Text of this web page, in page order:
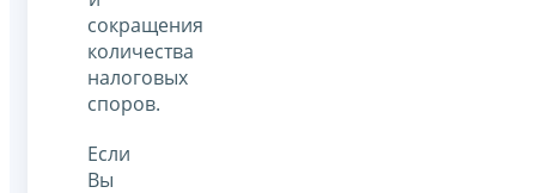
сокращения
количества
налоговых
споров.
Если
Вы